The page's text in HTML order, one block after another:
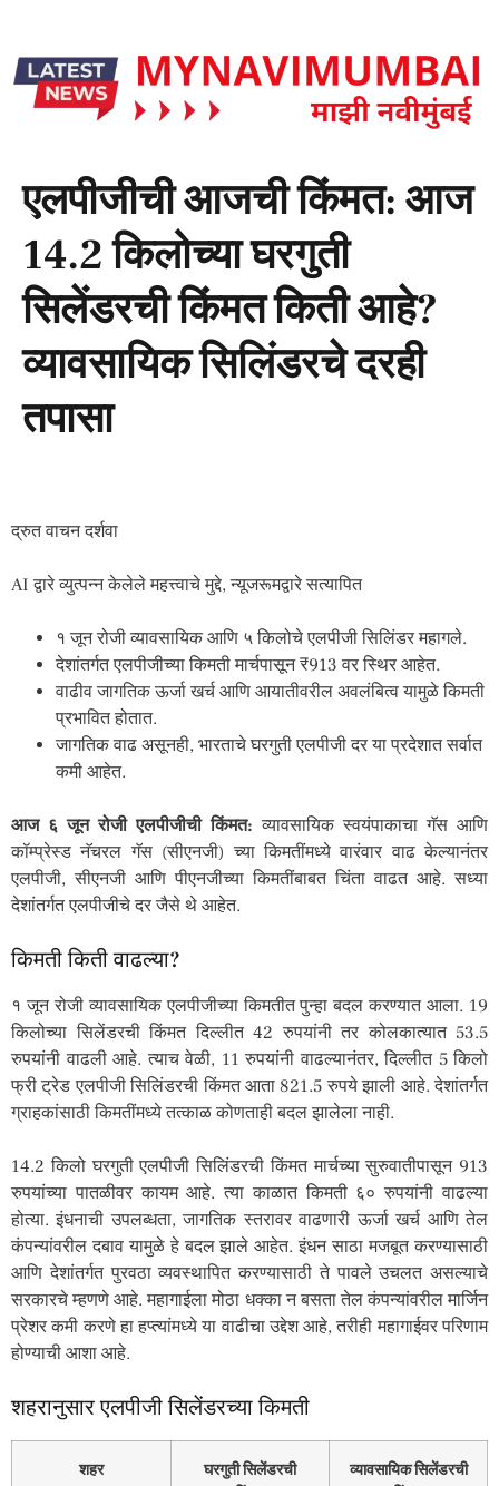
एलपीजीची आजची किंमत: आज
14.2 किलोच्या घरगुती
सिलेंडरची किंमत किती आहे?
व्यावसायिक सिलिंडरचे दरही
तपासा
द्रुत वाचन दर्शवा
AI द्वारे व्युत्पन्न केलेले महत्त्वाचे मुद्दे, न्यूजरूमद्वारे सत्यापित
१ जून रोजी व्यावसायिक आणि ५ किलोचे एलपीजी सिलिंडर महागले.
देशांतर्गत एलपीजीच्या किमती मार्चपासून ₹913 वर स्थिर आहेत.
वाढीव जागतिक ऊर्जा खर्च आणि आयातीवरील अवलंबित्व यामुळे किमती
प्रभावित होतात.
जागतिक वाढ असूनही, भारताचे घरगुती एलपीजी दर या प्रदेशात सर्वात
कमी आहेत.
आज ६ जून रोजी एलपीजीची किंमत:व्यावसायिक स्वयंपाकाचा गॅस आणि
कॉम्प्रेस्ड नॅचरल गॅस (सीएनजी) च्या किमतींमध्ये वारंवार वाढ केल्यानंतर
एलपीजी, सीएनजी आणि पीएनजीच्या किमतींबाबत चिंता वाढत आहे. सध्या
देशांतर्गत एलपीजीचे दर जैसे थे आहेत.
किमती किती वाढल्या?
१ जून रोजी व्यावसायिक एलपीजीच्या किमतीत पुन्हा बदल करण्यात आला. 19
किलोच्या सिलेंडरची किंमत दिल्लीत 42 रुपयांनी तर कोलकात्यात 53.5
रुपयांनी वाढली आहे. त्याच वेळी, 11 रुपयांनी वाढल्यानंतर, दिल्लीत 5 किलो
फ्री ट्रेड एलपीजी सिलिंडरची किंमत आता 821.5 रुपये झाली आहे. देशांतर्गत
ग्राहकांसाठी किमतींमध्ये तत्काळ कोणताही बदल झालेला नाही.
14.2 किलो घरगुती एलपीजी सिलिंडरची किंमत मार्चच्या सुरुवातीपासून 913
रुपयांच्या पातळीवर कायम आहे. त्या काळात किमती ६० रुपयांनी वाढल्या
होत्या. इंधनाची उपलब्धता, जागतिक स्तरावर वाढणारी ऊर्जा खर्च आणि तेल
कंपन्यांवरील दबाव यामुळे हे बदल झाले आहेत. इंधन साठा मजबूत करण्यासाठी
आणि देशांतर्गत पुरवठा व्यवस्थापित करण्यासाठी ते पावले उचलत असल्याचे
सरकारचे म्हणणे आहे. महागाईला मोठा धक्का न बसता तेल कंपन्यांवरील मार्जिन
प्रेशर कमी करणे हा हप्त्यांमध्ये या वाढीचा उद्देश आहे, तरीही महागाईवर परिणाम
होण्याची आशा आहे.
शहरानुसार एलपीजी सिलेंडरच्या किमती
शहर
घरगुती सिलेंडरची
व्यावसायिक सिलेंडरची